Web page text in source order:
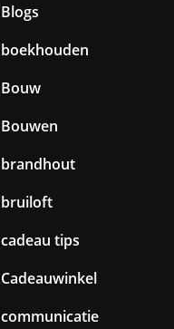
Blogs
boekhouden
Bouw
Bouwen
brandhout
bruiloft
cadeau tips
Cadeauwinkel
communicatie